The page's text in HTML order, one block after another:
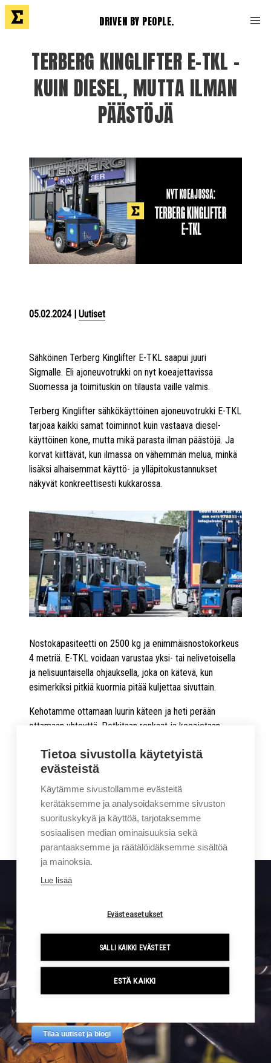
DRIVEN BY PEOPLE.
TERBERG KINGLIFTER E-TKL –
KUIN DIESEL, MUTTA ILMAN
PÄÄSTÖJÄ
05.02.2024 | Uutiset
Sähköinen Terberg Kinglifter E-TKL saapui juuri
Sigmalle. Eli ajoneuvotrukki on nyt koeajettavissa
Suomessa ja toimituskin on tilausta vaille valmis.
Terberg Kinglifter sähkökäyttöinen ajoneuvotrukki E-TKL
tarjoaa kaikki samat toiminnot kuin vastaava diesel-
käyttöinen kone, mutta mikä parasta ilman päästöjä. Ja
korvat kiittävät, kun ilmassa on vähemmän melua, minkä
lisäksi alhaisemmat käyttö- ja ylläpitokustannukset
näkyvät konkreettisesti kukkarossa.
Nostokapasiteetti on 2500 kg ja enimmäisnostokorkeus
4 metriä. E-TKL voidaan varustaa yksi- tai nelivetoisella
ja nelisuuntaisella ohjauksella, joka on kätevä, kun
esimerkiksi pitkiä kuormia pitää kuljettaa sivuttain.
Kehotamme ottamaan luurin käteen ja heti perään
ottamaan yhteyttä. Potkitaan renkaat ja koeajetaan
kone luonnolliseen ympäristöönsä – tekemään kunnolla
töitä.
Ota yhteyttä
Tietoa sivustolla käytetyistä
evästeistä
Käytämme sivustollamme evästeitä
kerätäksemme ja analysoidaksemme sivuston
suorituskykyä ja käyttöä, tarjotaksemme
sosiaalisen median ominaisuuksia sekä
parantaaksemme ja räätälöidäksemme sisältöä
ja mainoksia.
Lue lisää
Evästeasetukset
SALLI KAIKKI EVÄSTEET
ESTÄ KAIKKI